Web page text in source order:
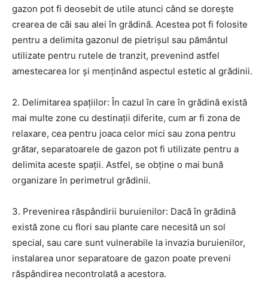
gazon pot fi deosebit de utile atunci când se dorește
crearea de căi sau alei în grădină. Acestea pot fi folosite
pentru a delimita gazonul de pietrișul sau pământul
utilizate pentru rutele de tranzit, prevenind astfel
amestecarea lor și menținând aspectul estetic al grădinii.
2. Delimitarea spațiilor: În cazul în care în grădină există
mai multe zone cu destinații diferite, cum ar fi zona de
relaxare, cea pentru joaca celor mici sau zona pentru
grătar, separatoarele de gazon pot fi utilizate pentru a
delimita aceste spații. Astfel, se obține o mai bună
organizare în perimetrul grădinii.
3. Prevenirea răspândirii buruienilor: Dacă în grădină
există zone cu flori sau plante care necesită un sol
special, sau care sunt vulnerabile la invazia buruienilor,
instalarea unor separatoare de gazon poate preveni
răspândirea necontrolată a acestora.